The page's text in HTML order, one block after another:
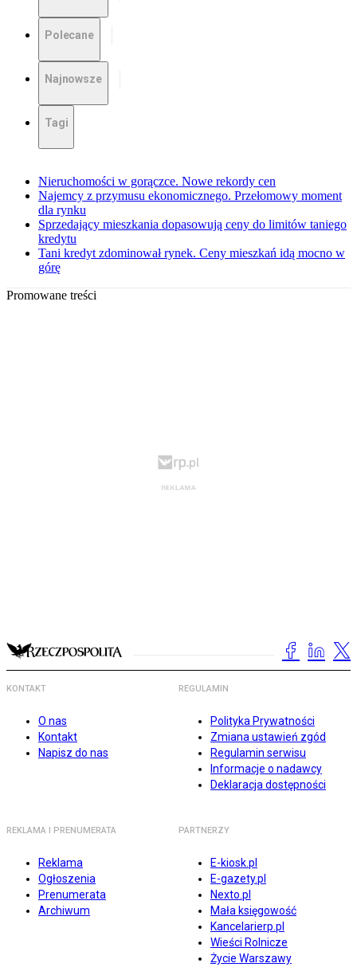
Polecane
Najnowsze
Tagi
Nieruchomości w gorączce. Nowe rekordy cen
Najemcy z przymusu ekonomicznego. Przełomowy moment
dla rynku
Sprzedający mieszkania dopasowują ceny do limitów taniego
kredytu
Tani kredyt zdominował rynek. Ceny mieszkań idą mocno w
górę
Promowane treści
KONTAKT
O nas
Kontakt
Napisz do nas
REGULAMIN
Polityka Prywatności
Zmiana ustawień zgód
Regulamin serwisu
Informacje o nadawcy
Deklaracja dostępności
REKLAMA I PRENUMERATA
Reklama
Ogłoszenia
Prenumerata
Archiwum
PARTNERZY
E-kiosk.pl
E-gazety.pl
Nexto.pl
Mała księgowość
Kancelarierp.pl
Wieści Rolnicze
Życie Warszawy